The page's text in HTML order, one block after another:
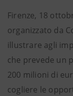
Firenze, 18
organizzato da
illustrare agli
che prevede un
200 milioni di
cogliere le